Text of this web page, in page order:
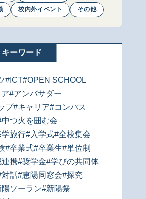
校内外イベント その他
キーワード
#ICT#OPEN SCHOOL
#アンバサダー
プ#キャリア#コンパス
中つ火を囲む会
旅行#入学式#全校集会
#卒業式#卒業生#単位制
携#奨学金#学びの共同体
対話#恵陽同窓会#探究
ソーラン#新陽祭